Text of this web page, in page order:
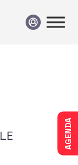
AGENDA